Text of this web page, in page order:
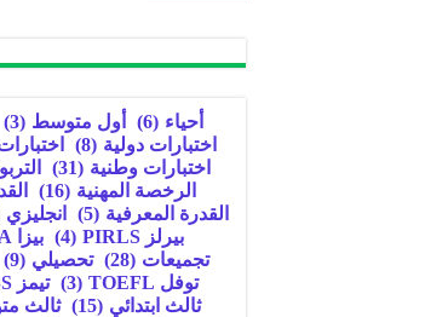
أحياء (6) أول متوسط (3)
اختبارات دولية (8)
اختبارات وطنية (31)
الرخصة المهنية (16)
القدرة المعرفية (5) انجليزي
بيرلز PIRLS
(4) بيزا PISA
تجميعات (28) تحصيلي (9)
توفل TOEFL
(3) تيمز TIMSS
ثالث ابتدائي (15) ثالث